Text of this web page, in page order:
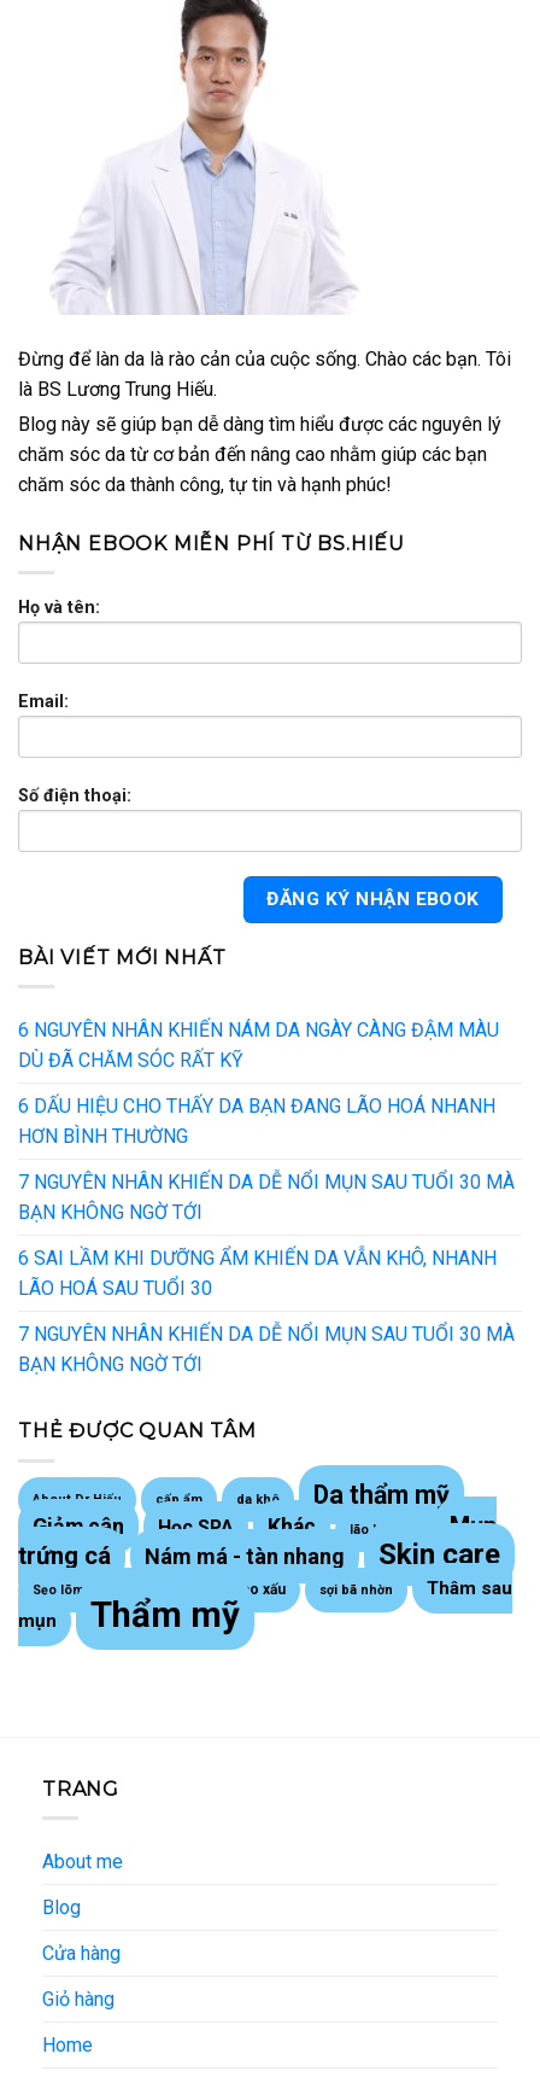
Đừng để làn da là rào cản của cuộc sống. Chào các bạn. Tôi
là BS Lương Trung Hiếu.
Blog này sẽ giúp bạn dễ dàng tìm hiểu được các nguyên lý
chăm sóc da từ cơ bản đến nâng cao nhằm giúp các bạn
chăm sóc da thành công, tự tin và hạnh phúc!
NHẬN EBOOK MIỄN PHÍ TỪ BS.HIẾU
Họ và tên:
Email:
Số điện thoại:
BÀI VIẾT MỚI NHẤT
6 NGUYÊN NHÂN KHIẾN NÁM DA NGÀY CÀNG ĐẬM MÀU
DÙ ĐÃ CHĂM SÓC RẤT KỸ
6 DẤU HIỆU CHO THẤY DA BẠN ĐANG LÃO HOÁ NHANH
HƠN BÌNH THƯỜNG
7 NGUYÊN NHÂN KHIẾN DA DỄ NỔI MỤN SAU TUỔI 30 MÀ
BẠN KHÔNG NGỜ TỚI
6 SAI LẦM KHI DƯỠNG ẨM KHIẾN DA VẪN KHÔ, NHANH
LÃO HOÁ SAU TUỔI 30
7 NGUYÊN NHÂN KHIẾN DA DỄ NỔI MỤN SAU TUỔI 30 MÀ
BẠN KHÔNG NGỜ TỚI
THẺ ĐƯỢC QUAN TÂM
About Dr Hiếu cấp ẩm da khô Da thẩm mỹ
Giảm cân Học SPA Khác lão hoá da
Mụn
trứng cá
Nám má - tàn nhang Skin care
Sẹo lõm trứng cá Sẹo lồi - sẹo xấu sợi bã nhờn
Thâm sau
mụn
Thẩm mỹ
TRANG
About me
Blog
Cửa hàng
Giỏ hàng
Home